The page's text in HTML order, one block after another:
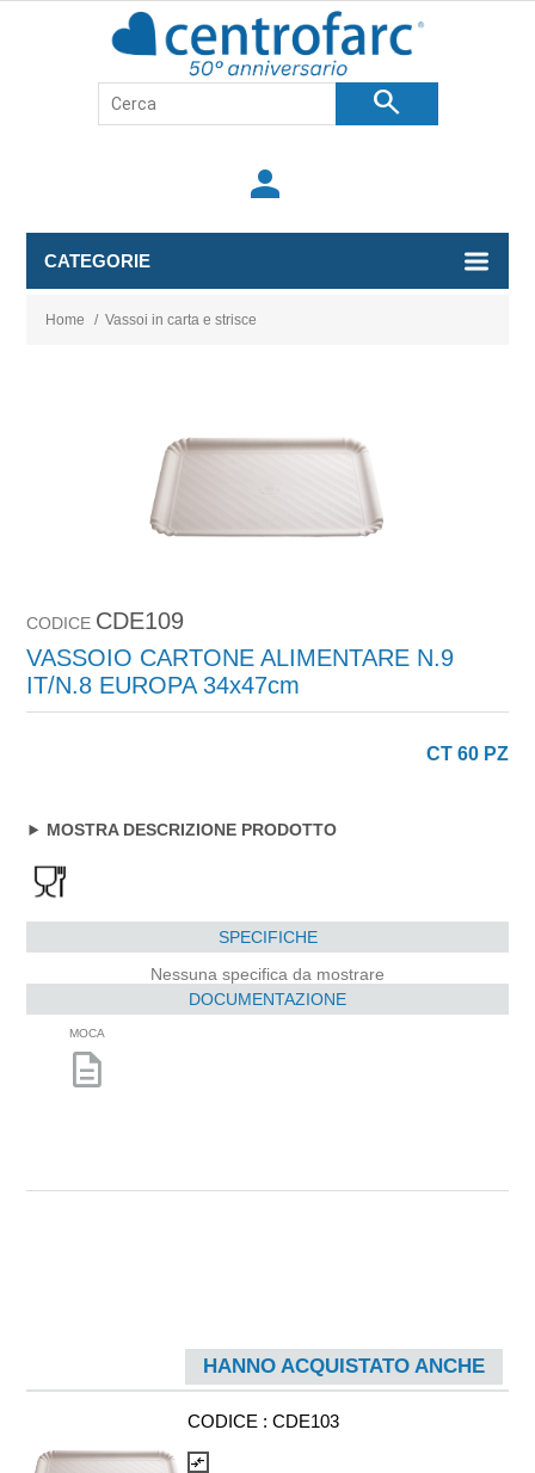
search
person
CATEGORIE
Home / Vassoi in carta e strisce
CODICE CDE109
VASSOIO CARTONE ALIMENTARE N.9
IT/N.8 EUROPA 34x47cm
CT 60 PZ
MOSTRA DESCRIZIONE PRODOTTO
SPECIFICHE
Nessuna specifica da mostrare
DOCUMENTAZIONE
MOCA
description
HANNO ACQUISTATO ANCHE
CODICE : CDE103
compare_arrows